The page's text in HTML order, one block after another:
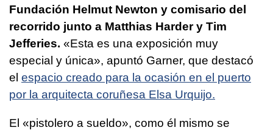
Fundación Helmut Newton y comisario del
recorrido junto a Matthias Harder y Tim
Jefferies. «Esta es una exposición muy
especial y única», apuntó Garner, que destacó
el espacio creado para la ocasión en el puerto
por la arquitecta coruñesa Elsa Urquijo.
El «pistolero a sueldo», como él mismo se